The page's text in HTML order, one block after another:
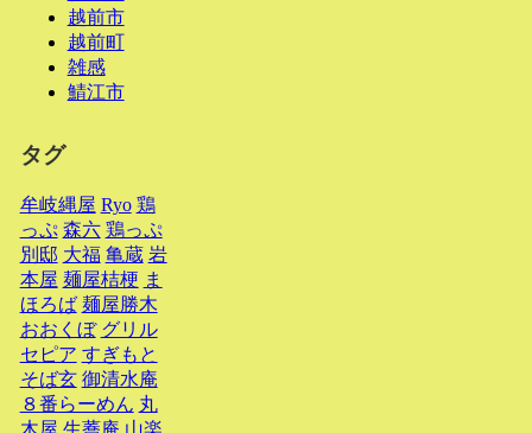
越前市
越前町
雑感
鯖江市
タグ
牟岐縄屋 Ryo 鶏
っぷ 森六 鶏っぷ
別邸 大福 亀蔵 岩
本屋 麺屋桔梗 ま
ほろば 麺屋勝木
おおくぼ グリル
セピア すぎもと
そば玄 御清水庵
８番らーめん 丸
木屋 生蕎庵 山楽